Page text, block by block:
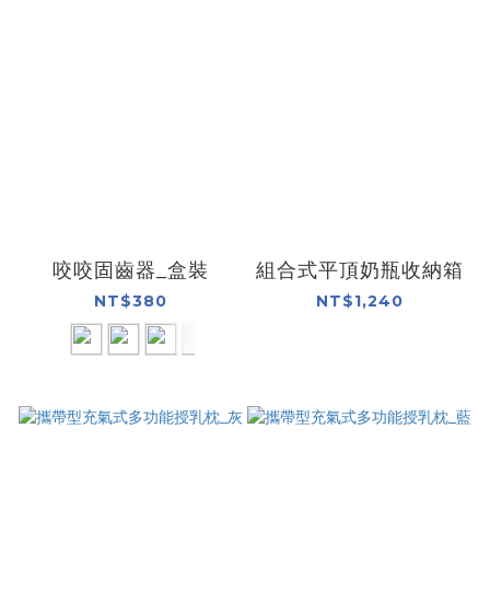
咬咬固齒器_盒裝
NT$380
組合式平頂奶瓶收納箱
NT$1,240